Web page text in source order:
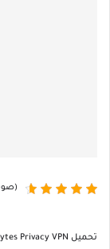
4.6/5 - (13 صوت)
تحميل Malwarebytes Privacy VPN مجانا 2026 لحماية خصوصيتك